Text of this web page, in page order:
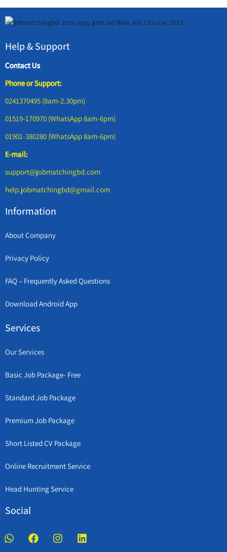
Help & Support
Contact Us
Phone or Support:
0241370495 (8am-2.30pm)
01519-170970 (WhatsApp 8am-6pm)
01901-380280 (WhatsApp 8am-6pm)
E-mail:
support@jobmatchingbd.com
help.jobmatchingbd@gmail.com
Information
About Company
Privacy Policy
FAQ – Frequently Asked Questions
Download Android App
Services
Our Services
Basic Job Package- Free
Standard Job Package
Premium Job Package
Short Listed CV Package
Online Recruitment Service
Head Hunting Service
Social